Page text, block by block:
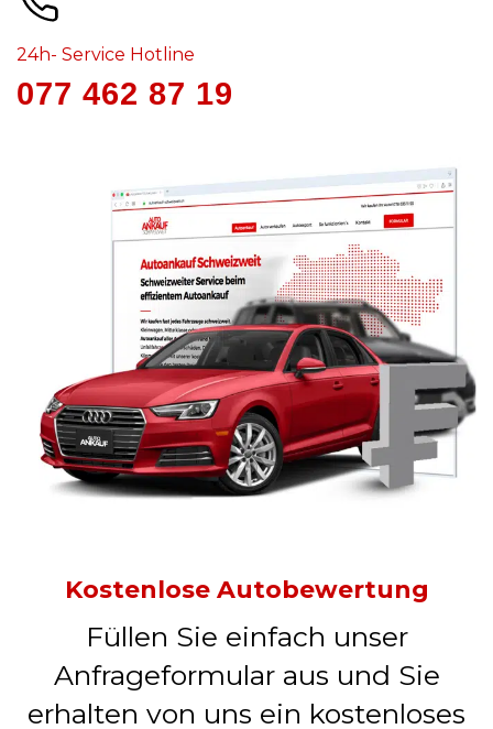
24h- Service Hotline
077 462 87 19
Kostenlose Autobewertung
Füllen Sie einfach unser
Anfrageformular aus und Sie
erhalten von uns ein kostenloses